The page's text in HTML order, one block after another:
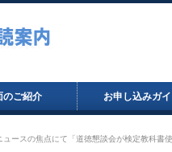
のご紹介 お申し込みガ
ースの焦点にて「道徳懇談会が検定教科書